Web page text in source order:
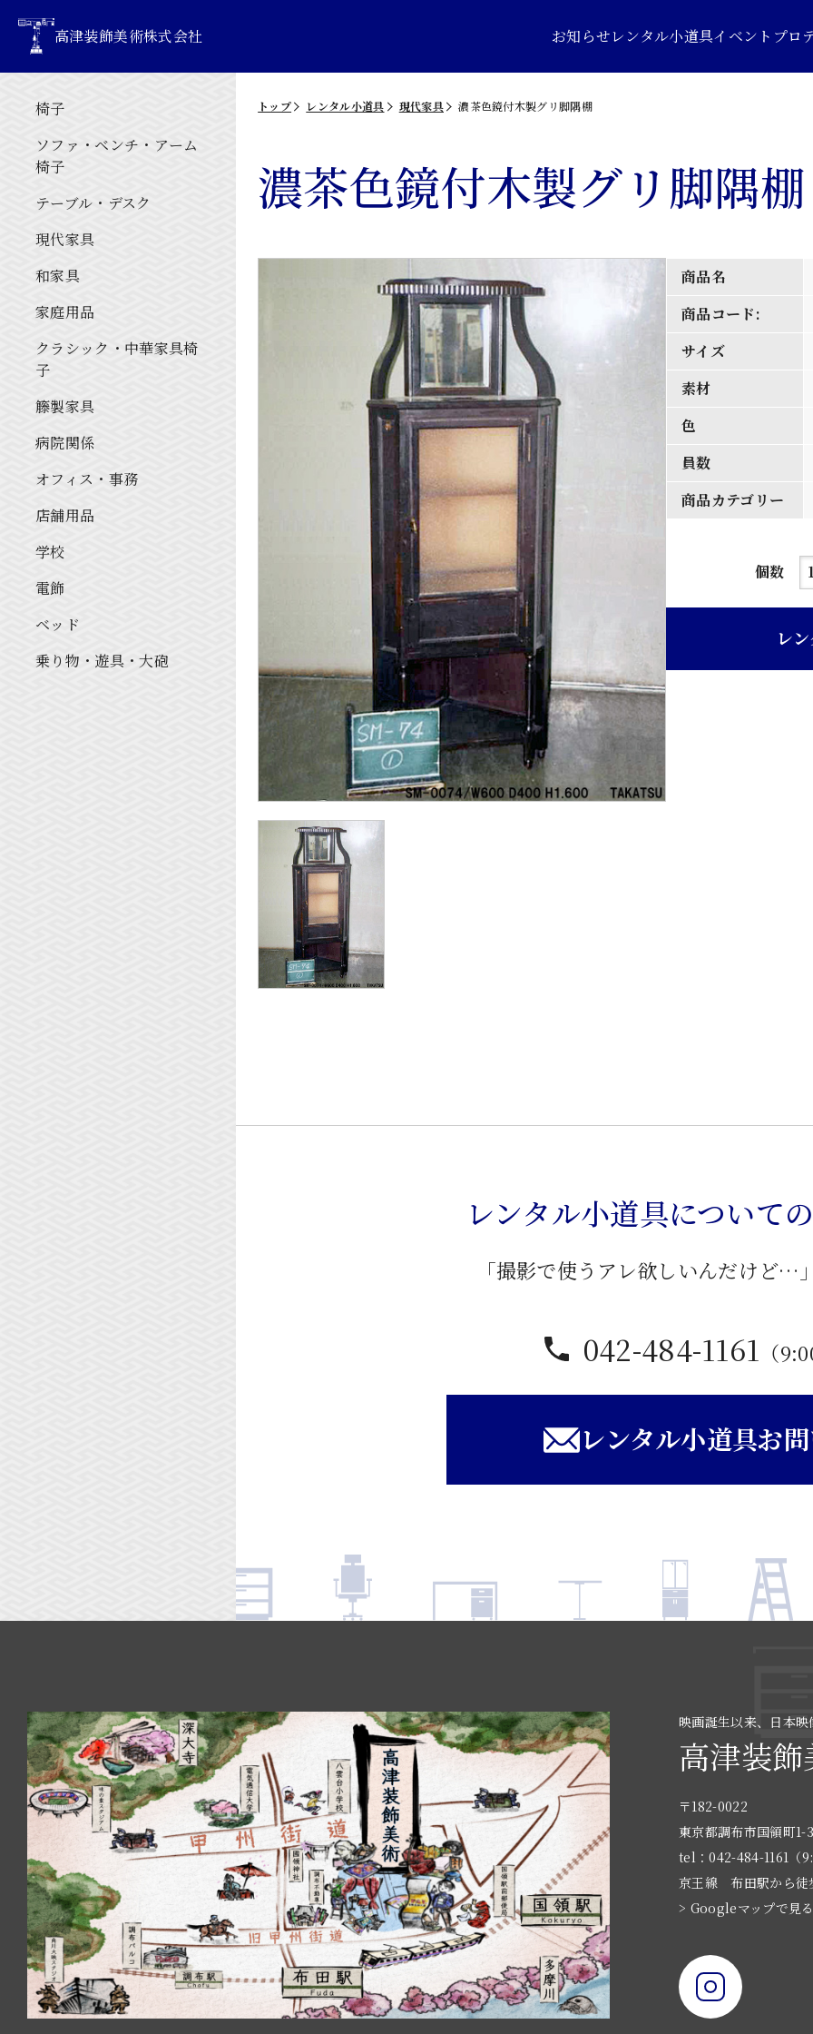
高津装飾美術株式会社 お知らせレンタル小道具イベントプロ
椅子
ソファ・ベンチ・アーム
椅子
テーブル・デスク
現代家具
和家具
家庭用品
クラシック・中華家具椅
子
籐製家具
病院関係
オフィス・事務
店舗用品
学校
電飾
ベッド
乗り物・遊具・大砲
トップ レンタル小道具 現代家具 濃茶色鏡付木製グリ脚隅棚
濃茶色鏡付木製グリ脚隅棚
商品名
商品コード:
サイズ
素材
色
員数
商品カテゴリー
個数
濃
レ
レンタル小道具について
「撮影で使うアレ欲しいんだけど…
042-484-1161 （
レンタル小道具お
映画誕生以来、日本
高津装
〒182-0022
東京都調布市国領町1-
tel：042-484-1161（
京王線 布田駅から徒
> Googleマップで見る